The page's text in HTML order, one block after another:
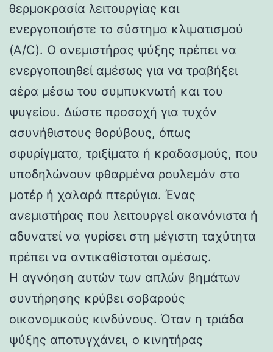
θερμοκρασία λειτουργίας και
ενεργοποιήστε το σύστημα κλιματισμού
(A/C). Ο ανεμιστήρας ψύξης πρέπει να
ενεργοποιηθεί αμέσως για να τραβήξει
αέρα μέσω του συμπυκνωτή και του
ψυγείου. Δώστε προσοχή για τυχόν
ασυνήθιστους θορύβους, όπως
σφυρίγματα, τριξίματα ή κραδασμούς, που
υποδηλώνουν φθαρμένα ρουλεμάν στο
μοτέρ ή χαλαρά πτερύγια. Ένας
ανεμιστήρας που λειτουργεί ακανόνιστα ή
αδυνατεί να γυρίσει στη μέγιστη ταχύτητα
πρέπει να αντικαθίσταται αμέσως.
Η αγνόηση αυτών των απλών βημάτων
συντήρησης κρύβει σοβαρούς
οικονομικούς κινδύνους. Όταν η τριάδα
ψύξης αποτυγχάνει, ο κινητήρας